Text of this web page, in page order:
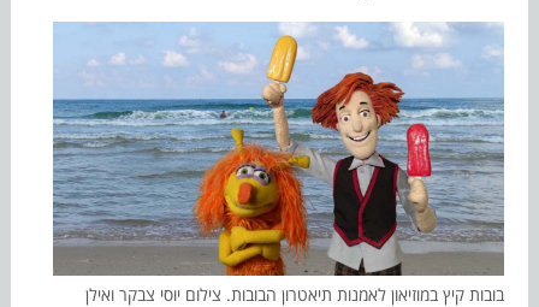
בובות קיץ במוזיאון לאמנות תיאטרון הבובות. צילום יוסי צבקר ואילן